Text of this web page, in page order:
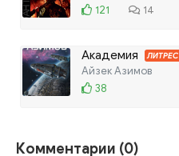
121
14
Академия ЛИТРЕС
Айзек Азимов
38
Комментарии (0)